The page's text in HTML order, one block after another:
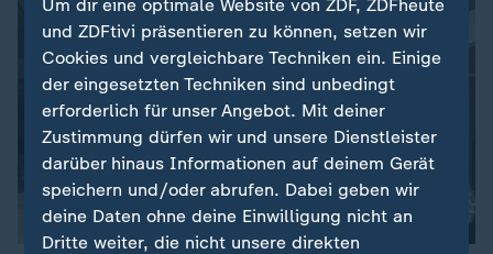
Um dir eine optimale Website von ZDF, ZDFheute
und ZDFtivi präsentieren zu können, setzen wir
Cookies und vergleichbare Techniken ein. Einige
der eingesetzten Techniken sind unbedingt
erforderlich für unser Angebot. Mit deiner
Zustimmung dürfen wir und unsere Dienstleister
darüber hinaus Informationen auf deinem Gerät
speichern und/oder abrufen. Dabei geben wir
deine Daten ohne deine Einwilligung nicht an
Dritte weiter, die nicht unsere direkten